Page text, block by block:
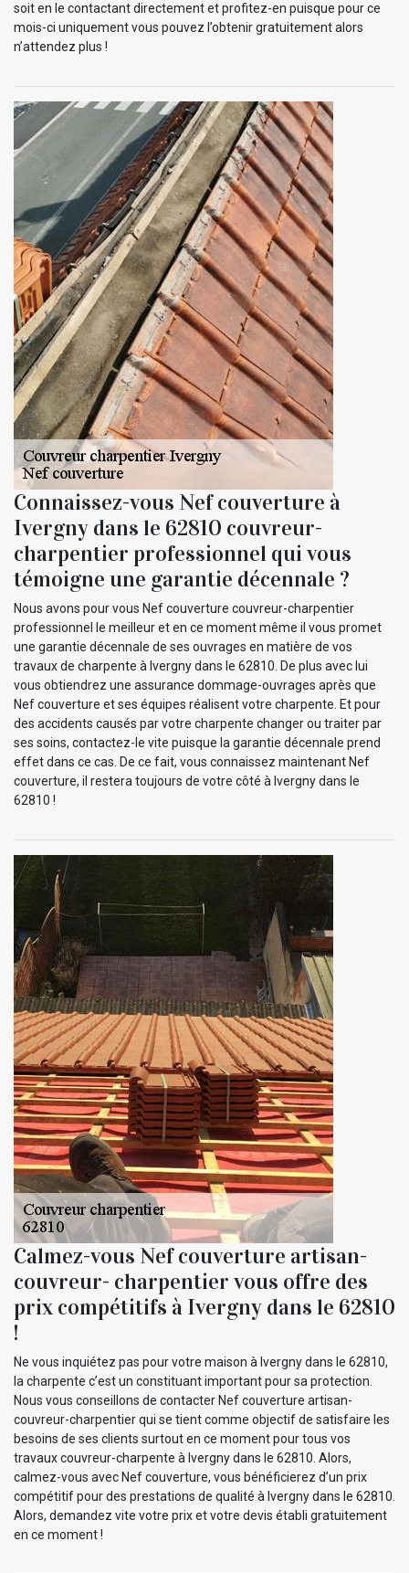
soit en le contactant directement et profitez-en puisque pour ce
mois-ci uniquement vous pouvez l’obtenir gratuitement alors
n’attendez plus !
Connaissez-vous Nef couverture à
Ivergny dans le 62810 couvreur-
charpentier professionnel qui vous
témoigne une garantie décennale ?
Nous avons pour vous Nef couverture couvreur-charpentier
professionnel le meilleur et en ce moment même il vous promet
une garantie décennale de ses ouvrages en matière de vos
travaux de charpente à Ivergny dans le 62810. De plus avec lui
vous obtiendrez une assurance dommage-ouvrages après que
Nef couverture et ses équipes réalisent votre charpente. Et pour
des accidents causés par votre charpente changer ou traiter par
ses soins, contactez-le vite puisque la garantie décennale prend
effet dans ce cas. De ce fait, vous connaissez maintenant Nef
couverture, il restera toujours de votre côté à Ivergny dans le
62810 !
Calmez-vous Nef couverture artisan-
couvreur- charpentier vous offre des
prix compétitifs à Ivergny dans le 62810
!
Ne vous inquiétez pas pour votre maison à Ivergny dans le 62810,
la charpente c’est un constituant important pour sa protection.
Nous vous conseillons de contacter Nef couverture artisan-
couvreur-charpentier qui se tient comme objectif de satisfaire les
besoins de ses clients surtout en ce moment pour tous vos
travaux couvreur-charpente à Ivergny dans le 62810. Alors,
calmez-vous avec Nef couverture, vous bénéficierez d’un prix
compétitif pour des prestations de qualité à Ivergny dans le 62810.
Alors, demandez vite votre prix et votre devis établi gratuitement
en ce moment !